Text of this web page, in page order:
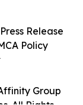
Group
Release
Policy